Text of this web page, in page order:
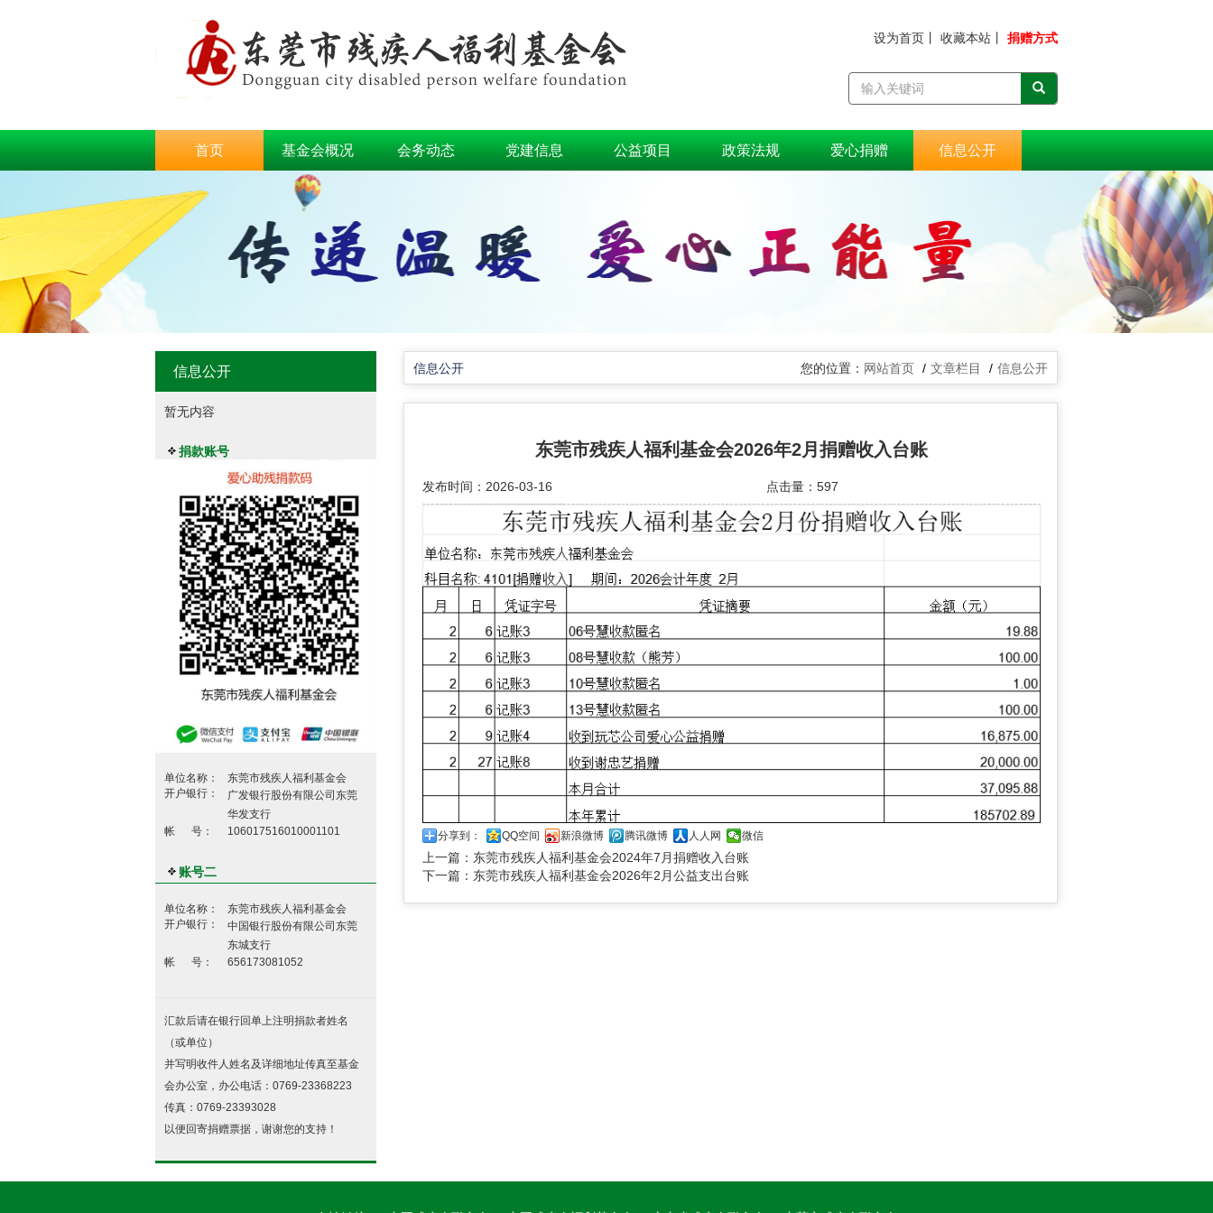
设为首页 收藏本站 捐赠方式
首页 基金会概况 会务动态 党建信息 公益项目 政策法规 爱心捐赠 信息公开
信息公开
暂无内容
捐款账号
单位名称：
东莞市残疾人福利基金会
开户银行：
广发银行股份有限公司东莞
华发支行
帐 号：
106017516010001101
账号二
单位名称：
东莞市残疾人福利基金会
开户银行：
中国银行股份有限公司东莞
东城支行
帐 号：
656173081052
汇款后请在银行回单上注明捐款者姓名
（或单位）
并写明收件人姓名及详细地址传真至基金
会办公室，办公电话：0769-23368223
传真：0769-23393028
以便回寄捐赠票据，谢谢您的支持！
信息公开 网站首页 文章栏目 信息公开
东莞市残疾人福利基金会2026年2月捐赠收入台账
发布时间：2026-03-16 点击量：597
分享到： QQ空间 新浪微博 腾讯微博 人人网 微信
上一篇： 东莞市残疾人福利基金会2024年7月捐赠收入台账
下一篇： 东莞市残疾人福利基金会2026年2月公益支出台账